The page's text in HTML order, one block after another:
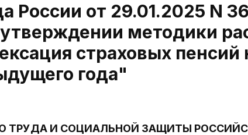
России от 29.01.2025 N
методики
страховых пенсий
года"
ТРУДА И СОЦИАЛЬНОЙ ЗАЩИТЫ